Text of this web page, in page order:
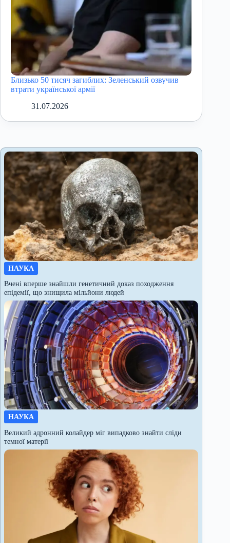
Близько 50 тисяч загиблих: Зеленський озвучив
втрати української армії
31.07.2026
НАУКА
Вчені вперше знайшли генетичний доказ походження
епідемії, що знищила мільйони людей
НАУКА
Великий адронний колайдер міг випадково знайти сліди
темної матерії